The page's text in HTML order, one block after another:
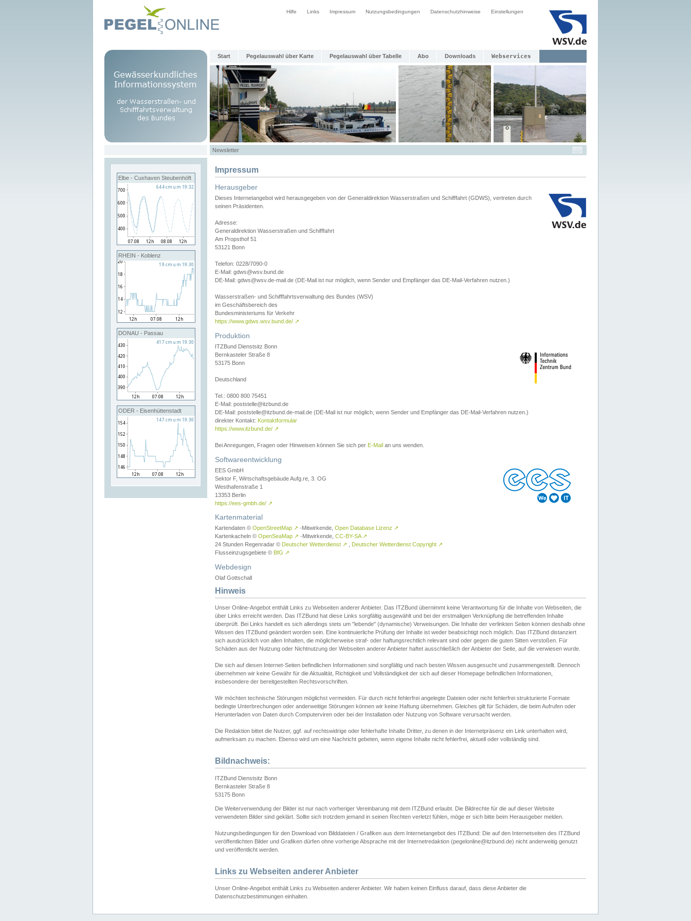
Hilfe Links Impressum Nutzungsbedingungen Datenschutzhinweise Einstellungen
Start Pegelauswahl über Karte Pegelauswahl über Tabelle Abo Downloads Webservices
Newsletter
Elbe - Cuxhaven Steubenhöft
RHEIN - Koblenz
DONAU - Passau
ODER - Eisenhüttenstadt
Impressum
Herausgeber
Dieses Internetangebot wird herausgegeben von der Generaldirektion Wasserstraßen und Schifffahrt (GDWS), vertreten durch
seinen Präsidenten.
Adresse:
Generaldirektion Wasserstraßen und Schifffahrt
Am Propsthof 51
53121 Bonn
Telefon: 0228/7090-0
E-Mail: gdws@wsv.bund.de
DE-Mail: gdws@wsv.de-mail.de (DE-Mail ist nur möglich, wenn Sender und Empfänger das DE-Mail-Verfahren nutzen.)
Wasserstraßen- und Schifffahrtsverwaltung des Bundes (WSV)
im Geschäftsbereich des
Bundesministeriums für Verkehr
https://www.gdws.wsv.bund.de/ ↗
Produktion
ITZBund Dienstsitz Bonn
Bernkasteler Straße 8
53175 Bonn
Deutschland
Tel.: 0800 800 75451
E-Mail: poststelle@itzbund.de
DE-Mail: poststelle@itzbund.de-mail.de (DE-Mail ist nur möglich, wenn Sender und Empfänger das DE-Mail-Verfahren nutzen.)
direkter Kontakt: Kontaktformular
https://www.itzbund.de/ ↗
Bei Anregungen, Fragen oder Hinweisen können Sie sich per E-Mail an uns wenden.
Softwareentwicklung
EES GmbH
Sektor F, Wirtschaftsgebäude Aufg.re, 3. OG
Westhafenstraße 1
13353 Berlin
https://ees-gmbh.de/ ↗
Kartenmaterial
Kartendaten © OpenStreetMap ↗ -Mitwirkende, Open Database Lizenz ↗
Kartenkacheln © OpenSeaMap ↗ -Mitwirkende, CC-BY-SA ↗
24 Stunden Regenradar © Deutscher Wetterdienst ↗ Deutscher Wetterdienst Copyright ↗
Flusseinzugsgebiete © BfG ↗
Webdesign
Olaf Gottschall
Hinweis
Unser Online-Angebot enthält Links zu Webseiten anderer Anbieter. Das ITZBund übernimmt keine Verantwortung für die Inhalte von Webseiten, die
über Links erreicht werden. Das ITZBund hat diese Links sorgfältig ausgewählt und bei der erstmaligen Verknüpfung die betreffenden Inhalte
überprüft. Bei Links handelt es sich allerdings stets um "lebende" (dynamische) Verweisungen. Die Inhalte der verlinkten Seiten können deshalb ohne
Wissen des ITZBund geändert worden sein. Eine kontinuierliche Prüfung der Inhalte ist weder beabsichtigt noch möglich. Das ITZBund distanziert
sich ausdrücklich von allen Inhalten, die möglicherweise straf- oder haftungsrechtlich relevant sind oder gegen die guten Sitten verstoßen. Für
Schäden aus der Nutzung oder Nichtnutzung der Webseiten anderer Anbieter haftet ausschließlich der Anbieter der Seite, auf die verwiesen wurde.
Die sich auf diesen Internet-Seiten befindlichen Informationen sind sorgfältig und nach besten Wissen ausgesucht und zusammengestellt. Dennoch
übernehmen wir keine Gewähr für die Aktualität, Richtigkeit und Vollständigkeit der sich auf dieser Homepage befindlichen Informationen,
insbesondere der bereitgestellten Rechtsvorschriften.
Wir möchten technische Störungen möglichst vermeiden. Für durch nicht fehlerfrei angelegte Dateien oder nicht fehlerfrei strukturierte Formate
bedingte Unterbrechungen oder anderweitige Störungen können wir keine Haftung übernehmen. Gleiches gilt für Schäden, die beim Aufrufen oder
Herunterladen von Daten durch Computerviren oder bei der Installation oder Nutzung von Software verursacht werden.
Die Redaktion bittet die Nutzer, ggf. auf rechtswidrige oder fehlerhafte Inhalte Dritter, zu denen in der Internetpräsenz ein Link unterhalten wird,
aufmerksam zu machen. Ebenso wird um eine Nachricht gebeten, wenn eigene Inhalte nicht fehlerfrei, aktuell oder vollständig sind.
Bildnachweis:
ITZBund Dienstsitz Bonn
Bernkasteler Straße 8
53175 Bonn
Die Weiterverwendung der Bilder ist nur nach vorheriger Vereinbarung mit dem ITZBund erlaubt. Die Bildrechte für die auf dieser Website
verwendeten Bilder sind geklärt. Sollte sich trotzdem jemand in seinen Rechten verletzt fühlen, möge er sich bitte beim Herausgeber melden.
Nutzungsbedingungen für den Download von Bilddateien / Grafiken aus dem Internetangebot des ITZBund: Die auf den Internetseiten des ITZBund
veröffentlichten Bilder und Grafiken dürfen ohne vorherige Absprache mit der Internetredaktion (pegelonline@itzbund.de) nicht anderweitig genutzt
und veröffentlicht werden.
Links zu Webseiten anderer Anbieter
Unser Online-Angebot enthält Links zu Webseiten anderer Anbieter. Wir haben keinen Einfluss darauf, dass diese Anbieter die
Datenschutzbestimmungen einhalten.